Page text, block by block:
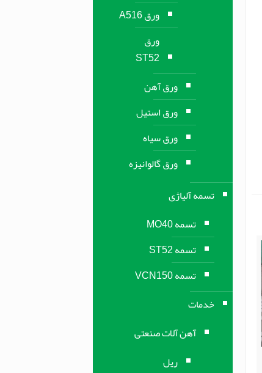
ورق A516
ورق
ST52
ورق آهن
ورق استیل
ورق سیاه
ورق گالوانیزه
تسمه آلیاژی
تسمه MO40
تسمه ST52
تسمه VCN150
خدمات
آهن آلات صنعتی
ریل